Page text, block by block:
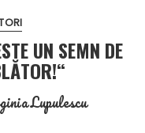
UN SEMN DE
Lupulescu